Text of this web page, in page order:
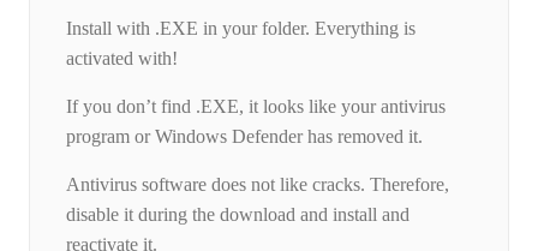
Install with .EXE in your folder. Everything is
activated with!
If you don’t find .EXE, it looks like your antivirus
program or Windows Defender has removed it.
Antivirus software does not like cracks. Therefore,
disable it during the download and install and
reactivate it.